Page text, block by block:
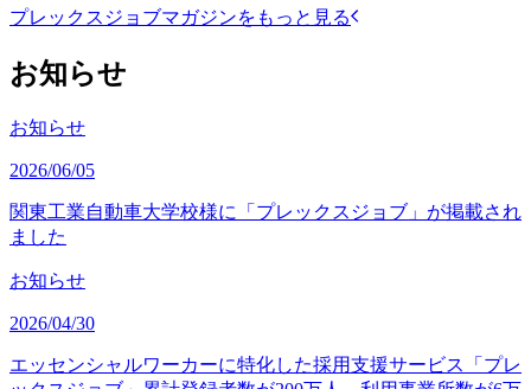
プレックスジョブマガジンをもっと見る
お知らせ
お知らせ
2026/06/05
関東工業自動車大学校様に「プレックスジョブ」が掲載され
ました
お知らせ
2026/04/30
エッセンシャルワーカーに特化した採用支援サービス「プレ